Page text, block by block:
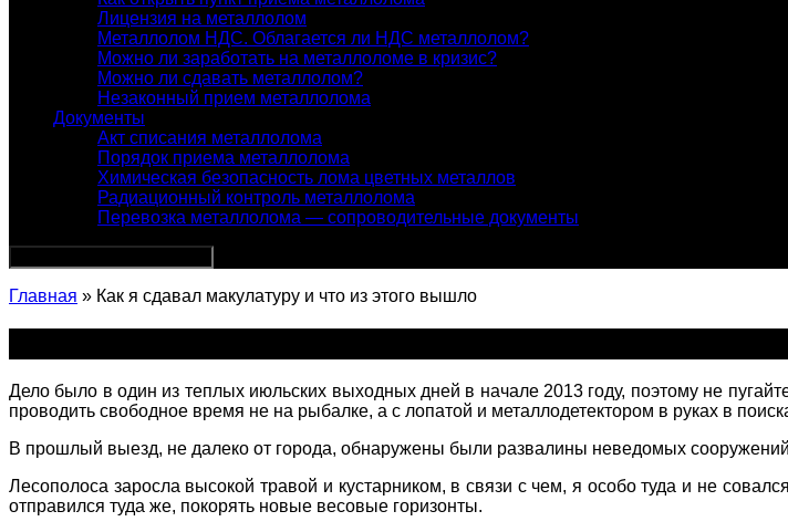
Лицензия на металлолом
Металлолом НДС. Облагается ли НДС металлолом?
Можно ли заработать на металлоломе в кризис?
Можно ли сдавать металлолом?
Незаконный прием металлолома
Документы
Акт списания металлолома
Порядок приема металлолома
Химическая безопасность лома цветных металлов
Радиационный контроль металлолома
Перевозка металлолома — сопроводительные документы
Главная » Как я сдавал макулатуру и что из этого вышло
Дело было в один из теплых июльских выходных дней в начале 2013 году, поэтому не
проводить свободное время не на рыбалке, а с лопатой и металлодетектором в руках в
В прошлый выезд, не далеко от города, обнаружены были развалины неведомых
Лесополоса заросла высокой травой и кустарником, в связи с чем, я особо туда и не
отправился туда же, покорять новые весовые горизонты.